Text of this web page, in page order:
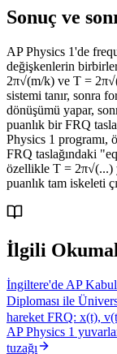
Sonuç ve
AP Physics 1'de
değişkenlerin
2π√(m/k) ve T =
sistemi tanır, sonra
dönüşümü yapar,
puanlık bir FRQ
Physics 1 programı,
FRQ taslağındaki
özellikle T = 2π√(...)
puanlık tam iskeleti
İlgili
İngiltere'de AP
Diploması ile
hareket FRQ: x(t),
AP Physics 1
tuzağı